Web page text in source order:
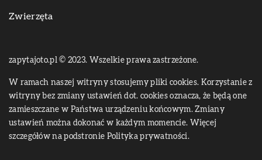
Zwierzęta
zapytajoto.pl © 2023. Wszelkie prawa zastrzeżone.
W ramach naszej witryny stosujemy pliki cookies. Korzystanie z
witryny bez zmiany ustawień dot. cookies oznacza, że będą one
zamieszczane w Państwa urządzeniu końcowym. Zmiany
ustawień można dokonać w każdym momencie. Więcej
szczegółów na podstronie Polityka prywatności.